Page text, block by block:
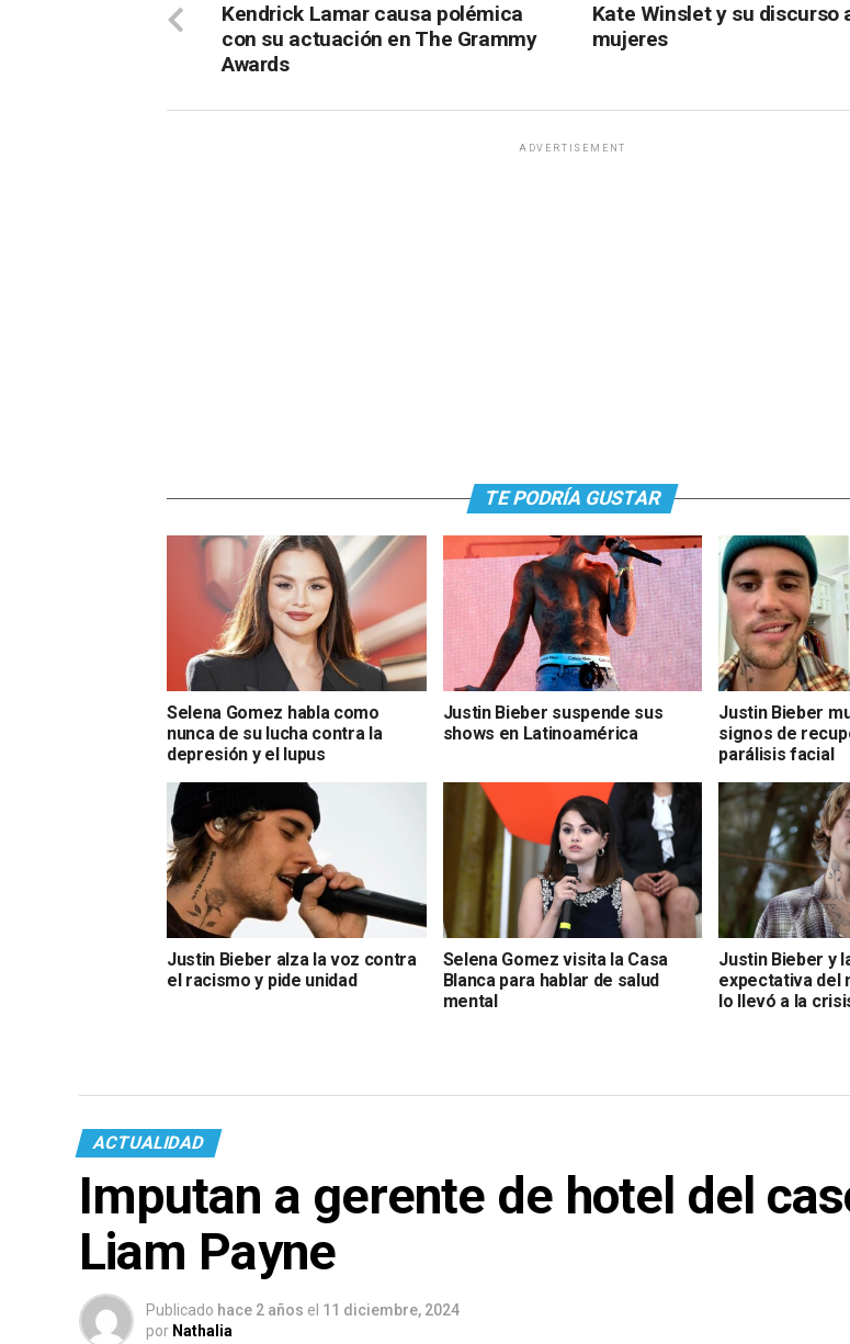
Kate Winslet y su discurso
mujeres
Kendrick Lamar causa polémica
con su actuación en The Grammy
Awards
ADVERTISEMENT
TE PODRÍA GUSTAR
Selena Gomez habla como
nunca de su lucha contra la
depresión y el lupus
Justin Bieber suspende sus
shows en Latinoamérica
Justin Bieber
signos de
parálisis facial
Justin Bieber alza la voz contra
el racismo y pide unidad
Selena Gomez visita la Casa
Blanca para hablar de salud
mental
Justin Bieber y
expectativa del
lo llevó a la
ACTUALIDAD
Imputan a gerente de hotel del
Liam Payne
Publicado hace 2 años el 11 diciembre, 2024
por Nathalia